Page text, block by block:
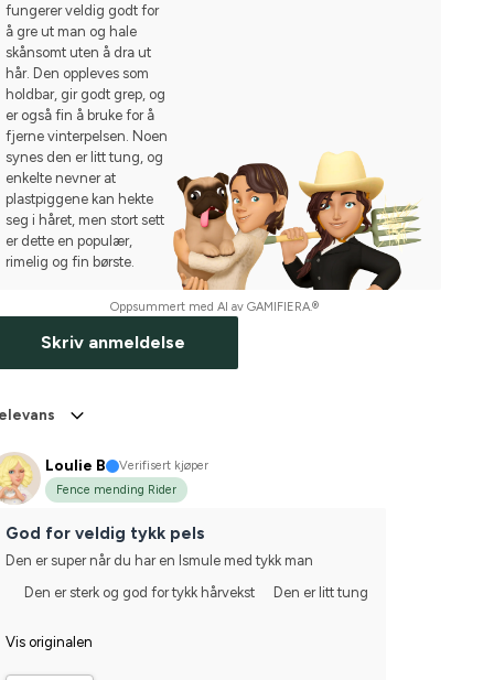
fungerer veldig godt for
å gre ut man og hale
skånsomt uten å dra ut
hår. Den oppleves som
holdbar, gir godt grep, og
er også fin å bruke for å
fjerne vinterpelsen. Noen
synes den er litt tung, og
enkelte nevner at
plastpiggene kan hekte
seg i håret, men stort sett
er dette en populær,
rimelig og fin børste.
Oppsummert med AI av GAMIFIERA.®
Skriv anmeldelse
Loulie B
Verifisert kjøper
Fence mending Rider
God for veldig tykk pels
Den er super når du har en Ismule med tykk man
Den er sterk og god for tykk hårvekst
Den er litt tung
Vis originalen